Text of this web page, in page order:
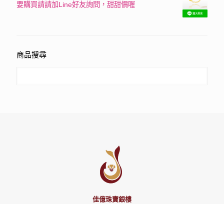
評分3150滿分 5
要購買請請加Line好友詢問，甜甜價喔
商品搜尋
佳億珠寶銀樓